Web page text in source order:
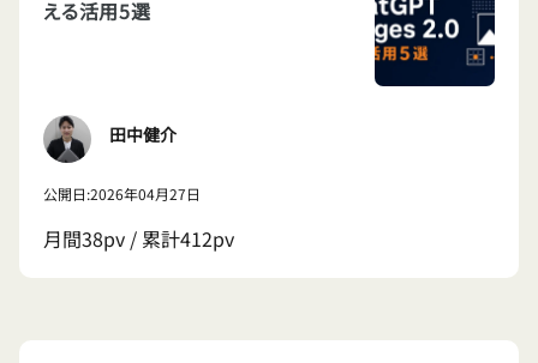
える活用5選
田中健介
公開日:2026年04月27日
月間38pv / 累計412pv